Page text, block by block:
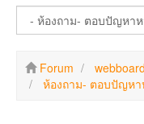
Forum
ห้องถาม- ตอบปัญห